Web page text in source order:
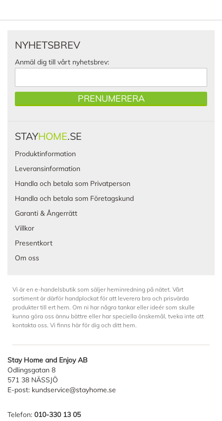
NYHETSBREV
Anmäl dig till vårt nyhetsbrev:
PRENUMERERA
STAYHOME.SE
Produktinformation
Leveransinformation
Handla och betala som Privatperson
Handla och betala som Företagskund
Garanti & Ångerrätt
Villkor
Presentkort
Om oss
Vi är en e-handelsbutik som säljer heminredning på nätet. Vårt
sortiment är därför handplockat för att leverera bra och prisvärda
produkter till ert hem. Om ni har några tankar eller ideér som skulle
kunna göra oss ännu bättre eller har speciella önskemål, tveka inte att
kontakta oss. Vi finns här för dig och ditt hem.
Stay Home and Enjoy AB
Odlingsgatan 8
571 38 NÄSSJÖ
E-post: kundservice@stayhome.se
Telefon: 010-330 13 05